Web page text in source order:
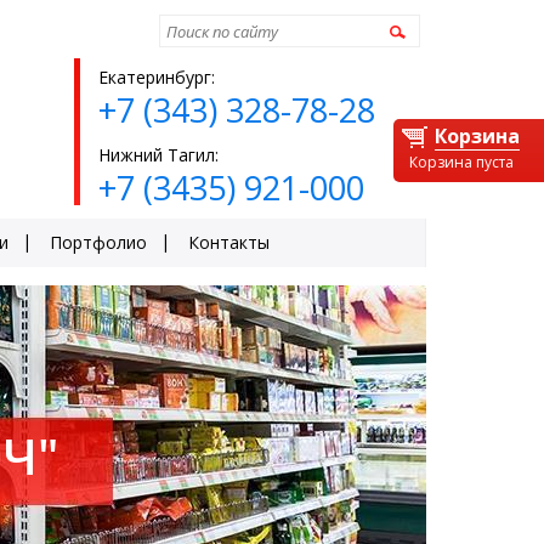
Екатеринбург:
+7 (343) 328-78-28
Нижний Тагил:
+7 (3435) 921-000
Портфолио Контакты
Корзина
Корзина пуста